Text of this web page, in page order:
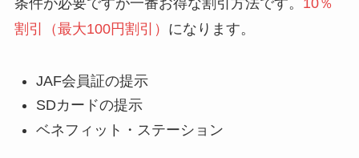
割引（最大100円割引） になります。
JAF会員証の提示
SDカードの提示
ベネフィット・ステーション